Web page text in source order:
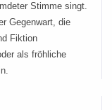
Stimme singt.
Gegenwart, die
Fiktion
als fröhliche